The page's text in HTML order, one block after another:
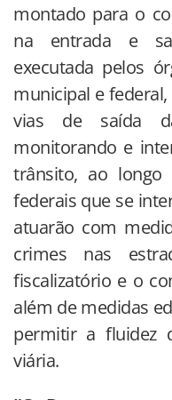
montado para o
na entrada e
executada pelos
municipal e
vias de saída
monitorando e
trânsito, ao longo
federais que se
atuarão com
crimes nas
fiscalizatório e o
além de medidas
permitir a fluidez
viária.